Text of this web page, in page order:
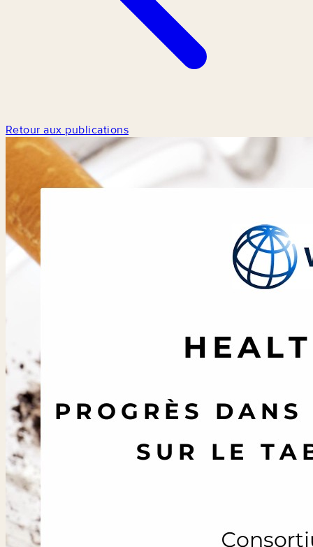
Retour aux publications